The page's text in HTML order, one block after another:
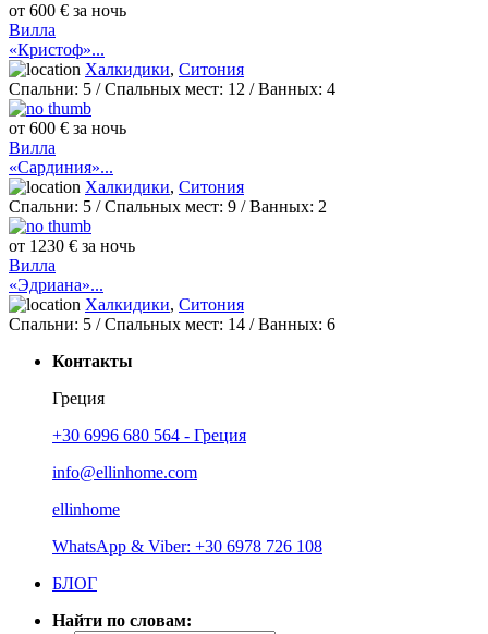
от 600 € за ночь
Вилла
«Кристоф»...
Халкидики, Ситония
Спальни: 5 / Спальных мест: 12 /Ванных: 4
от 600 € за ночь
Вилла
«Сардиния»...
Халкидики, Ситония
Спальни: 5 / Спальных мест: 9 /Ванных: 2
от 1230 € за ночь
Вилла
«Эдриана»...
Халкидики, Ситония
Спальни: 5 / Спальных мест: 14 /Ванных: 6
Контакты
Греция
+30 6996 680 564 - Греция
info@ellinhome.com
ellinhome
WhatsApp & Viber: +30 6978 726 108
БЛОГ
Найти по словам: